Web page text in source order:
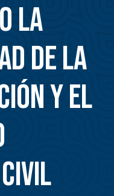
la
de la
y el